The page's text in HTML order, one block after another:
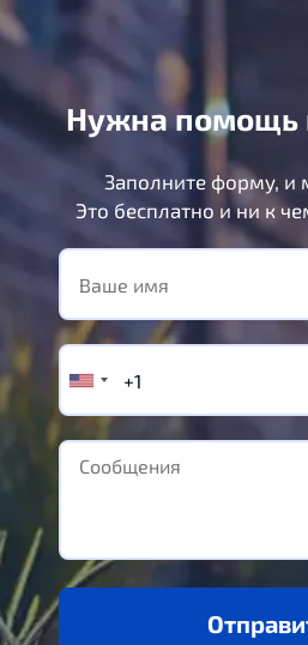
Нужна помощь
Заполните форму,
Это бесплатно и ни к